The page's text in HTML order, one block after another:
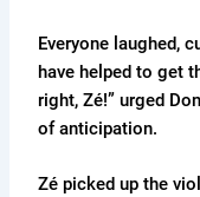
Everyone laughed,
have helped to get
right, Zé!” urged
of anticipation.
Zé picked up the